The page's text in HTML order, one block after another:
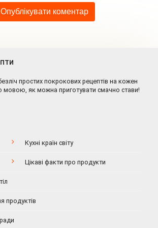
простих покрокових рецептів на кожен
мовою, як можна приготувати смачно стави!
Кухні країн світу
Цікаві факти про продукти
продуктів